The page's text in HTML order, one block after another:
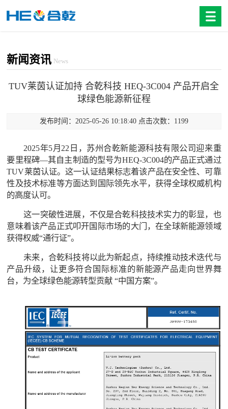
新闻资讯 News
TUV莱茵认证加持 合乾科技 HEQ-3C004 产品开启全
球绿色能源新征程
发布时间：2025-05-26 10:18:40 点击次数：1199
2025年5月22日，苏州合乾新能源科技有限公司迎来重
要里程碑—其自主制造的型号为HEQ-3C004的产品正式通过
TUV莱茵认证。这一认证结果标志着该产品在安全性、可靠
性及技术标准等方面达到国际领先水平，获得全球权威机构
的高度认可。
这一突破性进展，不仅是合乾科技技术实力的彰显，也
意味着该产品正式叩开国际市场的大门，在全球新能源领域
获得权威“通行证”。
未来，合乾科技将以此为新起点，持续推动技术迭代与
产品升级，让更多符合国际标准的新能源产品走向世界舞
台，为全球绿色能源转型贡献 “中国方案”。